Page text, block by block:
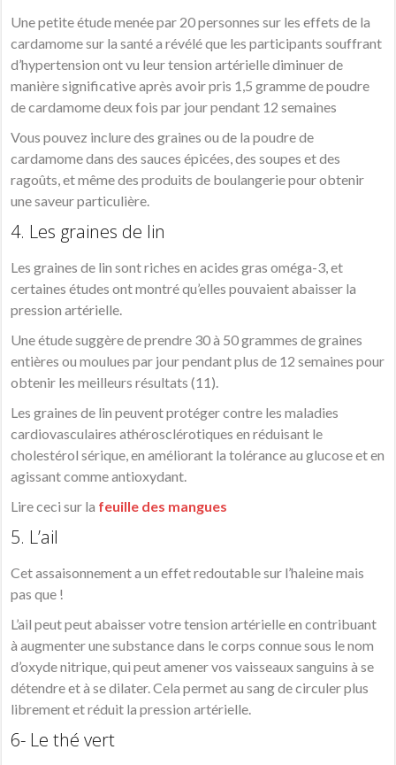
Une petite étude menée par 20 personnes sur les effets de la
cardamome sur la santé a révélé que les participants souffrant
d’hypertension ont vu leur tension artérielle diminuer de
manière significative après avoir pris 1,5 gramme de poudre
de cardamome deux fois par jour pendant 12 semaines
Vous pouvez inclure des graines ou de la poudre de
cardamome dans des sauces épicées, des soupes et des
ragoûts, et même des produits de boulangerie pour obtenir
une saveur particulière.
4. Les graines de lin
Les graines de lin sont riches en acides gras oméga-3, et
certaines études ont montré qu’elles pouvaient abaisser la
pression artérielle.
Une étude suggère de prendre 30 à 50 grammes de graines
entières ou moulues par jour pendant plus de 12 semaines pour
obtenir les meilleurs résultats (11).
Les graines de lin peuvent protéger contre les maladies
cardiovasculaires athérosclérotiques en réduisant le
cholestérol sérique, en améliorant la tolérance au glucose et en
agissant comme antioxydant.
Lire ceci sur la feuille des mangues
5. L’ail
Cet assaisonnement a un effet redoutable sur l’haleine mais
pas que !
L’ail peut peut abaisser votre tension artérielle en contribuant
à augmenter une substance dans le corps connue sous le nom
d’oxyde nitrique, qui peut amener vos vaisseaux sanguins à se
détendre et à se dilater. Cela permet au sang de circuler plus
librement et réduit la pression artérielle.
6- Le thé vert